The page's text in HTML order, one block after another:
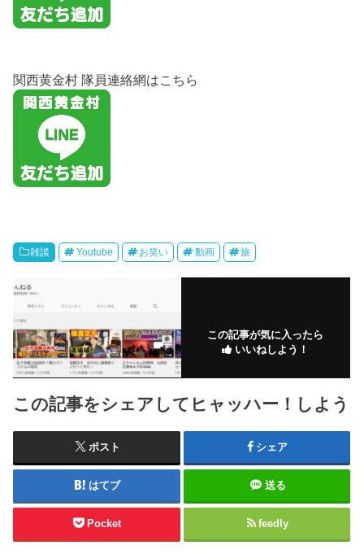
関西黄金村 隊員連絡網はこちら
雑談 Youtube お笑い 動画 旅
この記事が気に入ったら
いいねしよう！
この記事をシェアしてヒャッハー！しよう
ポスト シェア
はてブ 送る
Pocket feedly